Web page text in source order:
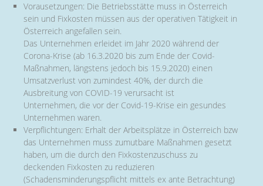
Vorausetzungen: Die Betriebsstätte muss in Österreich
sein und Fixkosten müssen aus der operativen Tätigkeit in
Österreich angefallen sein.
Das Unternehmen erleidet im Jahr 2020 während der
Corona-Krise (ab 16.3.2020 bis zum Ende der Covid-
Maßnahmen, längstens jedoch bis 15.9.2020) einen
Umsatzverlust von zumindest 40%, der durch die
Ausbreitung von COVID-19 verursacht ist
Unternehmen, die vor der Covid-19-Krise ein gesundes
Unternehmen waren.
Verpflichtungen: Erhalt der Arbeitsplätze in Österreich bzw
das Unternehmen muss zumutbare Maßnahmen gesetzt
haben, um die durch den Fixkostenzuschuss zu
deckenden Fixkosten zu reduzieren
(Schadensminderungspflicht mittels ex ante Betrachtung)